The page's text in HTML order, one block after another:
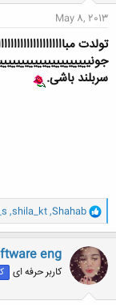
May 8, 2013
تولدت
سربلند باشی.
و
ا
ک
ن
ش
ه
ا
Shahab
,
shila_kt
,
eng
کاربر حرفه ای